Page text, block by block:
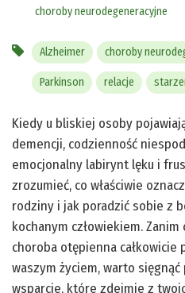
choroby neurodegeneracyjne
Alzheimer choroby
Parkinson relacje
Kiedy u bliskiej osoby
demencji, codzienność
emocjonalny labirynt lęku i
zrozumieć, co właściwie
rodziny i jak poradzić sobie z
kochanym człowiekiem.
choroba otępienna
waszym życiem, warto
wsparcie, które zdejmie z